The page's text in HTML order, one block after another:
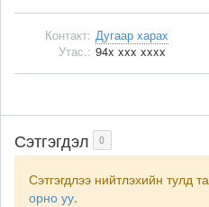
Контакт: Дугаар харах
Утас.: 94x xxx xxxx
Сэтгэгдэл 0
Сэтгэгдлээ нийтлэхийн тулд та
орно уу.